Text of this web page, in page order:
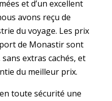
et d’un excellent
avons reçu de
du voyage. Les prix
de Monastir sont
extras cachés, et
du meilleur prix.
toute sécurité une